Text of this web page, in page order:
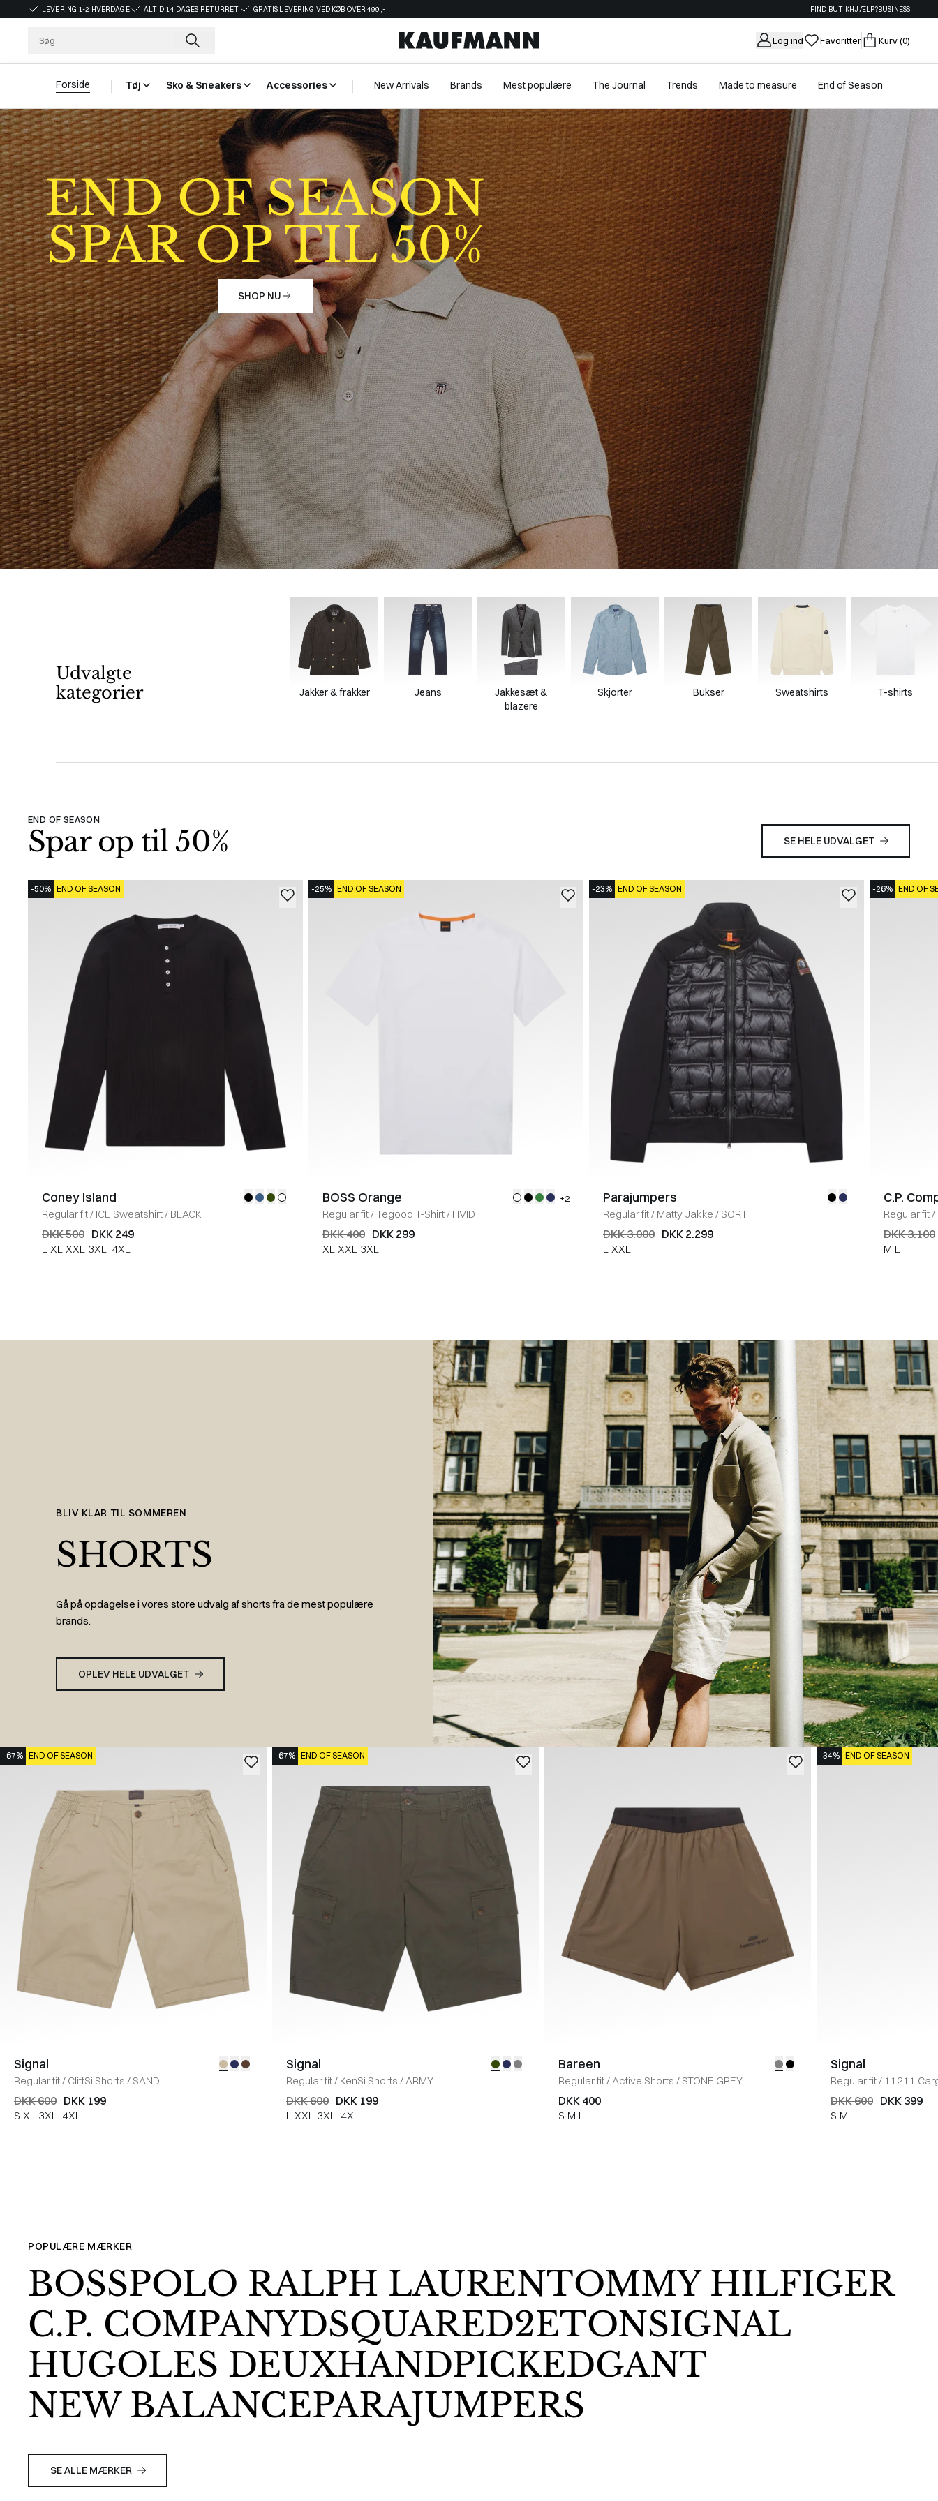
LEVERING 1-2 HVERDAGE ALTID 14 DAGES RETURRET GRATIS LEVERING VED KØB OVER 499,- FIND BUTIKHJÆLP?BUSINESS
Log ind Favoritter Kurv(0)
Forside Tøj Sko & Sneakers Accessories New Arrivals Brands Mest populære The Journal Trends Made to measure End of Season
END OF SEASON
SPAR OP TIL 50%
SHOP NU
Udvalgte
kategorier
Jakker & frakker Jeans
Jakkesæt &
blazere
Skjorter Bukser Sweatshirts T-shirts
END OF SEASON
Spar op til 50% SE HELE UDVALGET
-50% END OF SEASON
Coney Island
Regular fit/ ICE Sweatshirt/ BLACK
DKK 500 DKK 249
L XL XXL 3XL 4XL
-25% END OF SEASON
BOSS Orange +2
Regular fit/Tegood T-Shirt/ HVID
DKK 400 DKK 299
XL XXL 3XL
-23% END OF SEASON
Parajumpers
Regular fit/ Matty Jakke / SORT
DKK 3.000 DKK 2.299
L XXL
-26% END OF
C.P.
Regular fit/
DKK 3.100
M L
BLIV KLAR TIL SOMMEREN
SHORTS
Gå på opdagelse i vores store udvalg af shorts fra de mest populære
brands.
OPLEV HELE UDVALGET
-67% END OF SEASON
Signal
Regular fit/ CliffSi Shorts / SAND
DKK 600 DKK 199
S XL 3XL 4XL
-67% END OF SEASON
Signal
Regular fit/ KenSi Shorts /ARMY
DKK 600 DKK 199
L XXL 3XL 4XL
Bareen
Regular fit/Active Shorts / STONE GREY
DKK 400
S M L
-34% END OF SEASON
Signal
Regular fit/ 11211
DKK 600 DKK 399
S M
POPULÆRE MÆRKER
BOSSPOLO RALPH LAURENTOMMY HILFIGER
C.P. COMPANYDSQUARED2ETONSIGNAL
HUGOLES DEUXHANDPICKEDGANT
NEW BALANCEPARAJUMPERS
SE ALLE MÆRKER